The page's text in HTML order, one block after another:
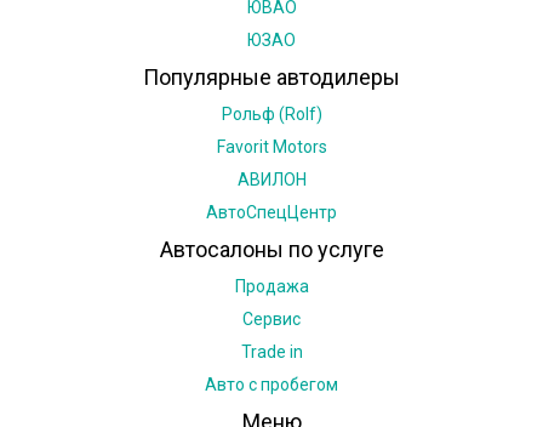
ЮВАО
ЮЗАО
Популярные автодилеры
Рольф (Rolf)
Favorit Motors
АВИЛОН
АвтоСпецЦентр
Автосалоны по услуге
Продажа
Сервис
Trade in
Авто с пробегом
Меню